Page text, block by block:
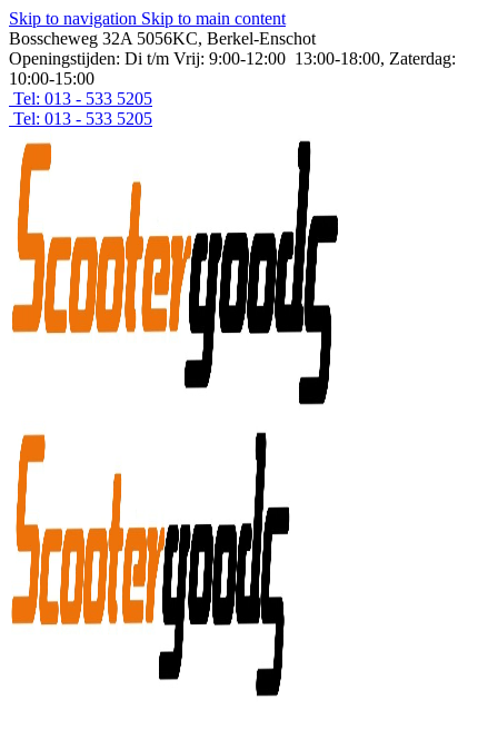
Skip to navigation Skip to main content
Bosscheweg 32A 5056KC, Berkel-Enschot
Openingstijden: Di t/m Vrij: 9:00-12:00 13:00-18:00, Zaterdag:
10:00-15:00
Tel: 013 - 533 5205
Tel: 013 - 533 5205